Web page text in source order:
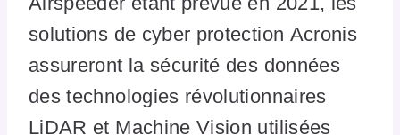
solutions de cyber protection Acronis
assureront la sécurité des données
des technologies révolutionnaires
LiDAR et Machine Vision utilisées